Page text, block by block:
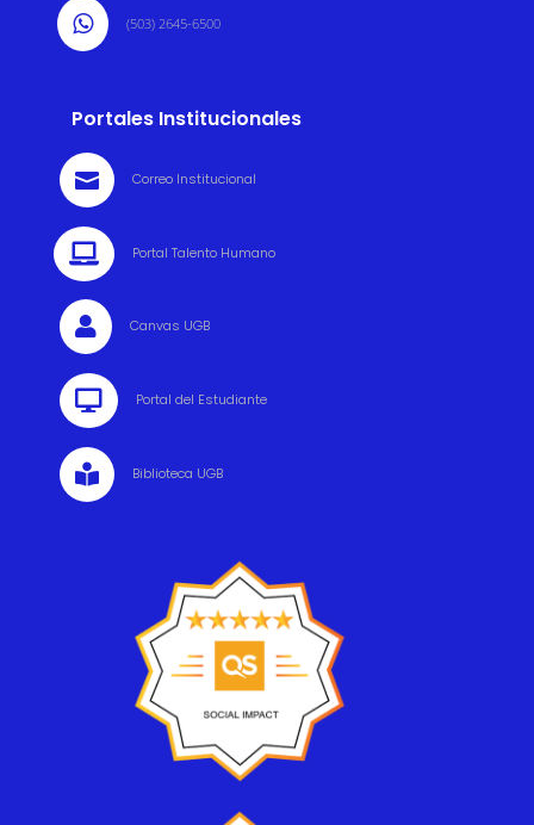
 (503) 2645-6500
Portales Institucionales
 Correo Institucional
 Portal Talento Humano
 Canvas UGB
 Portal del Estudiante
 Biblioteca UGB